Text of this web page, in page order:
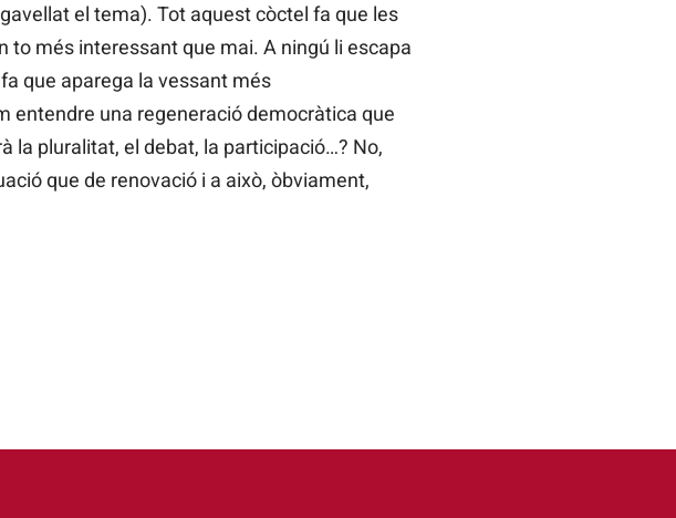
el tema). Tot aquest còctel fa que les
més interessant que mai. A ningú li escapa
que aparega la vessant més
entendre una regeneració democràtica que
la pluralitat, el debat, la participació…? No,
que de renovació i a això, òbviament,